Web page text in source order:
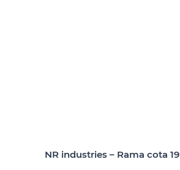
NR industries – Rama cota 19